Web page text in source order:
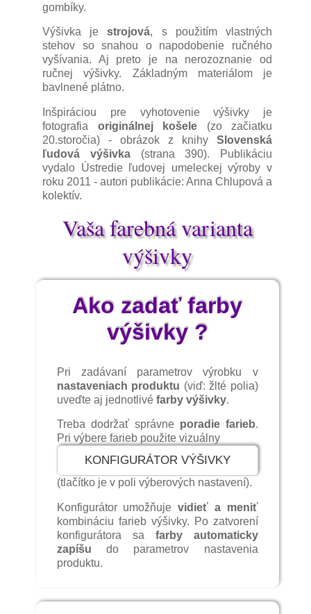
V dvoch obciach ležiacich neďaleko
Trenčianskej Teplej - V Hornej Porube a V
Kopci - sa ešte po druhej svetovej vojne
nosil ľudový odev. Bežne sa tu tkalo plátno,
šili a vyšívali sa niektoré súčasti odevu.
nosili staré ženy ešte koncom 20. storočia.
gombíky.
Výšivka jestrojová, s použitím vlastných
stehov so snahou o napodobenie ručného
vyšívania. Aj preto je na nerozoznanie od
ručnej výšivky. Základným materiálom je
bavlnené plátno.
Inšpiráciou pre vyhotovenie výšivky je
fotografia originálnej košele (zo začiatku
20.storočia) - obrázok z knihy Slovenská
ľudová výšivka(strana 390). Publikáciu
vydalo Ústredie ľudovej umeleckej výroby v
roku 2011 - autori publikácie: Anna Chlupová a
kolektív.
Vaša farebná varianta
výšivky
Ako zadať farby
výšivky ?
Pri zadávaní parametrov výrobku v
nastaveniach produktu (viď: žlté polia)
uveďte aj jednotlivé farby výšivky.
Treba dodržať správne poradie farieb.
Pri výbere farieb použite vizuálny
KONFIGURÁTOR VÝŠIVKY
(tlačítko je v poli výberových nastavení).
Konfigurátor umožňuje vidieť a meniť
kombináciu farieb výšivky. Po zatvorení
konfigurátora sa farby automaticky
zapíšu do parametrov nastavenia
produktu.